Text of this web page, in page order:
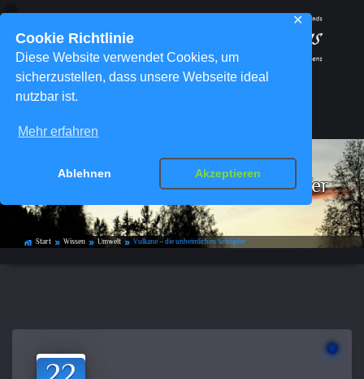
Cookie Richtlinie
Diese Website verwendet Cookies, um
sicherzustellen, dass unsere Webseite ideal
nutzbar ist.
Mehr erfahren
Ablehnen Akzeptieren
✕
Vulkane – die unheimlichen Schöpfer
home_work Start double_arrow Wissen double_arrow Umwelt double_arrow Vulkane – die unheimlichen Schöpfer